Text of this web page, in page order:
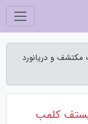
و دریانورد
کلمب